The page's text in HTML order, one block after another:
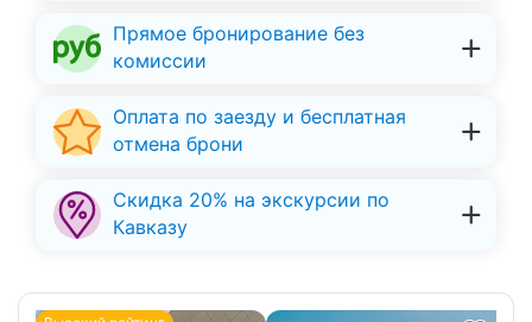
Прямое бронирование без
комиссии
Оплата по заезду и бесплатная
отмена брони
Скидка 20% на экскурсии по
Кавказу